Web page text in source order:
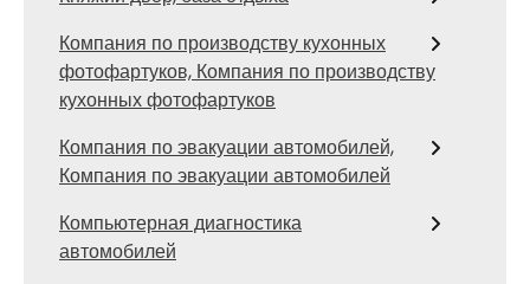
Компания по производству кухонных
фотофартуков, Компания по производству
кухонных фотофартуков
Компания по эвакуации автомобилей,
Компания по эвакуации автомобилей
Компьютерная диагностика
автомобилей